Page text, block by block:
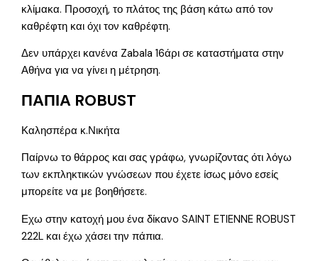
κλίμακα. Προσοχή, το πλάτος της βάση κάτω από τον
καθρέφτη και όχι τον καθρέφτη.
Δεν υπάρχει κανένα Zabala 16άρι σε καταστήματα στην
Αθήνα για να γίνει η μέτρηση.
ΠΑΠΙΑ ROBUST
Καλησπέρα κ.Νικήτα
Παίρνω το θάρρος και σας γράφω, γνωρίζοντας ότι λόγω
των εκπληκτικών γνώσεων που έχετε ίσως μόνο εσείς
μπορείτε να με βοηθήσετε.
Εχω στην κατοχή μου ένα δίκανo SAINT ETIENNE ROBUST
222L και έχω χάσει την πάπια.